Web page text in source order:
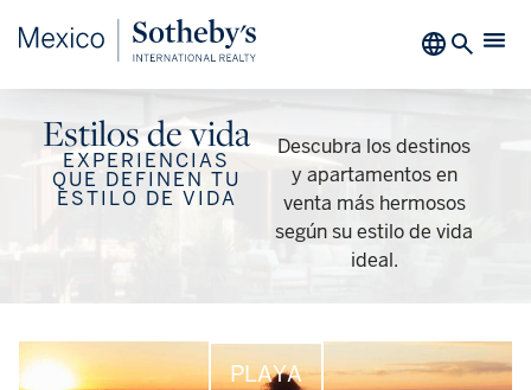
Estilos de vida
EXPERIENCIAS
QUE DEFINEN TU
ESTILO DE VIDA
Descubra los destinos
y apartamentos en
venta más hermosos
según su estilo de vida
ideal.
PLAYA